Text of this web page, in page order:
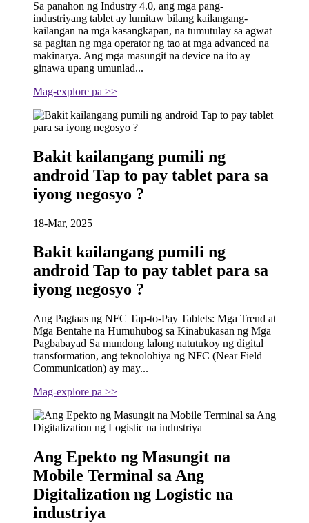
Sa panahon ng Industry 4.0, ang mga pang-
industriyang tablet ay lumitaw bilang kailangang-
kailangan na mga kasangkapan, na tumutulay sa agwat
sa pagitan ng mga operator ng tao at mga advanced na
makinarya. Ang mga masungit na device na ito ay
ginawa upang umunlad...
Mag-explore pa >>
Bakit kailangang pumili ng
android Tap to pay tablet para sa
iyong negosyo ?
18-Mar, 2025
Bakit kailangang pumili ng
android Tap to pay tablet para sa
iyong negosyo ?
Ang Pagtaas ng NFC Tap-to-Pay Tablets: Mga Trend at
Mga Bentahe na Humuhubog sa Kinabukasan ng Mga
Pagbabayad Sa mundong lalong natutukoy ng digital
transformation, ang teknolohiya ng NFC (Near Field
Communication) ay may...
Mag-explore pa >>
Ang Epekto ng Masungit na
Mobile Terminal sa Ang
Digitalization ng Logistic na
industriya